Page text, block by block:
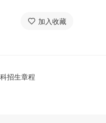
加入收藏
招生章程